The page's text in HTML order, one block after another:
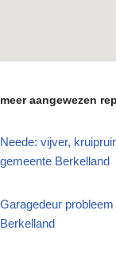
meer aangewezen
Neede: vijver,
gemeente Berkelland
Garagedeur
Berkelland